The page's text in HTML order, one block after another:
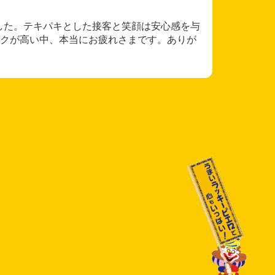
。テキパキとした接客と笑顔は安心感を与
が高い中、本当にお疲れさまです。ありが